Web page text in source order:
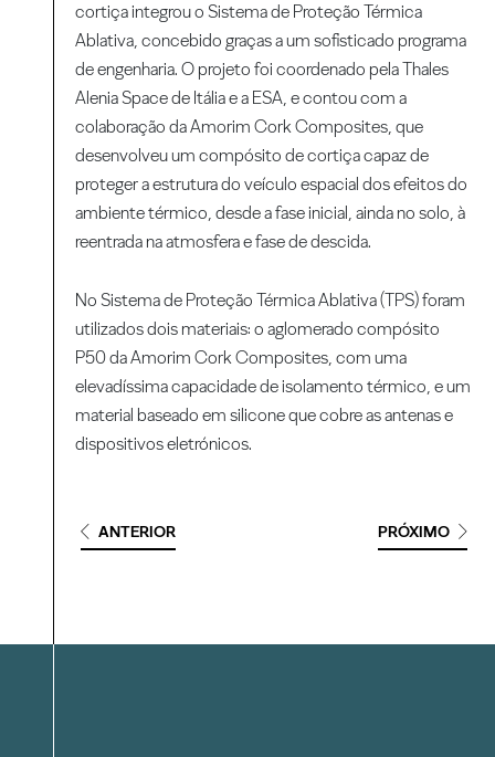
cortiça integrou o Sistema de Proteção Térmica
Ablativa, concebido graças a um sofisticado programa
de engenharia. O projeto foi coordenado pela Thales
Alenia Space de Itália e a ESA, e contou com a
colaboração da Amorim Cork Composites, que
desenvolveu um compósito de cortiça capaz de
proteger a estrutura do veículo espacial dos efeitos do
ambiente térmico, desde a fase inicial, ainda no solo, à
reentrada na atmosfera e fase de descida.
No Sistema de Proteção Térmica Ablativa (TPS) foram
utilizados dois materiais: o aglomerado compósito
P50 da Amorim Cork Composites, com uma
elevadíssima capacidade de isolamento térmico, e um
material baseado em silicone que cobre as antenas e
dispositivos eletrónicos.
ANTERIOR PRÓXIMO